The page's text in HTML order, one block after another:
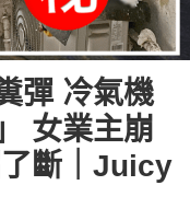
彈 冷氣機
女業主崩
斷｜Juicy